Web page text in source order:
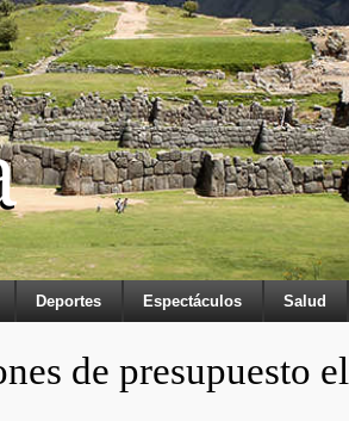
Deportes Espectáculos Salud
de presupuesto el